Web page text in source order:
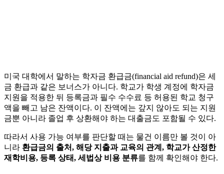
미국 대학에서 말하는 학자금 환급금(financial aid refund)은 세
금 환급과 같은 보너스가 아니다. 학교가 학생 계정에 학자금
지원을 적용한 뒤 등록금과 필수 수수료 등 허용된 학교 청구
액을 빼고 남은 잔액이다. 이 잔액에는 갚지 않아도 되는 지원
금뿐 아니라 졸업 후 상환해야 하는 대출금도 포함될 수 있다.
따라서 사용 가능 여부를 판단할 때는 물건 이름만 볼 것이 아
니라 환급금의 출처, 해당 지출과 교육의 관계, 학교가 산정한
재학비용, 등록 상태, 세법상 비용 분류를 함께 확인해야 한다.